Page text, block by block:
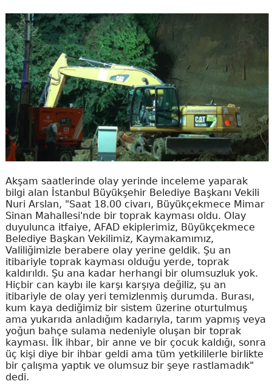
Akşam saatlerinde olay yerinde inceleme yaparak
bilgi alan İstanbul Büyükşehir Belediye Başkanı Vekili
Nuri Arslan, "Saat 18.00 civarı, Büyükçekmece Mimar
Sinan Mahallesi'nde bir toprak kayması oldu. Olay
duyulunca itfaiye, AFAD ekiplerimiz, Büyükçekmece
Belediye Başkan Vekilimiz, Kaymakamımız,
Valiliğimizle berabere olay yerine geldik. Şu an
itibariyle toprak kayması olduğu yerde, toprak
kaldırıldı. Şu ana kadar herhangi bir olumsuzluk yok.
Hiçbir can kaybı ile karşı karşıya değiliz, şu an
itibariyle de olay yeri temizlenmiş durumda. Burası,
kum kaya dediğimiz bir sistem üzerine oturtulmuş
ama yukarıda anladığım kadarıyla, tarım yapmış veya
yoğun bahçe sulama nedeniyle oluşan bir toprak
kayması. İlk ihbar, bir anne ve bir çocuk kaldığı, sonra
üç kişi diye bir ihbar geldi ama tüm yetkililerle birlikte
bir çalışma yaptık ve olumsuz bir şeye rastlamadık"
dedi.